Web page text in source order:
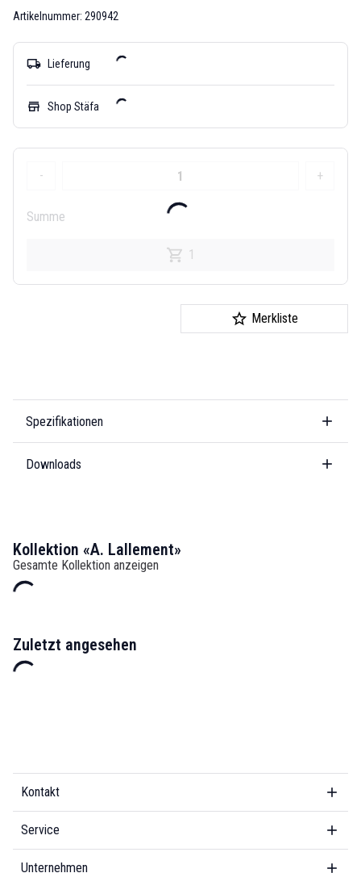
Artikelnummer: 290942
local_shipping Lieferung
store Shop Stäfa
- +
Summe
1
Merkliste
Spezifikationen
Downloads
Kollektion «A. Lallement»
Gesamte Kollektion anzeigen
Zuletzt angesehen
Kontakt
Service
Unternehmen